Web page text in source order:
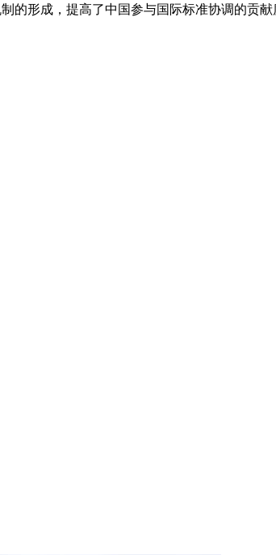
的形成，提高了中国参与国际标准协调的贡